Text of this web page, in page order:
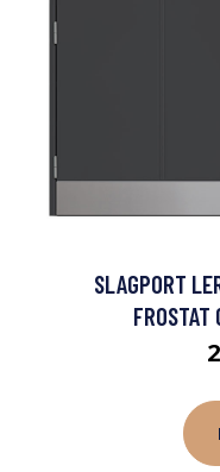
SLAGPORT
FROSTAT